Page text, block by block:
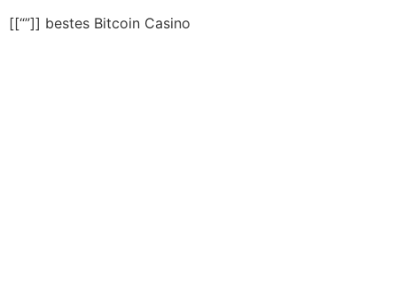
[[“”]] bestes Bitcoin Casino